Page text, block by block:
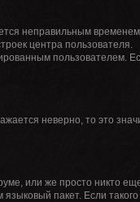
неправильным
центра пользователя.
пользователем.
неверно, то это
или же просто никто
пакет. Если такого